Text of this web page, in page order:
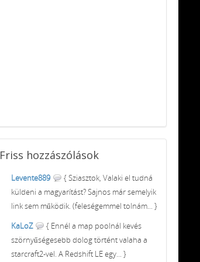
Friss hozzászólások
Levente889
{ Sziasztok, Valaki el tudná
küldeni a magyarítást? Sajnos már semelyik
link sem működik. (feleségemmel tolnám... }
KaLoZ
{ Ennél a map poolnál kevés
szörnyűségesebb dolog történt valaha a
starcraft2-vel. A Redshift LE egy... }